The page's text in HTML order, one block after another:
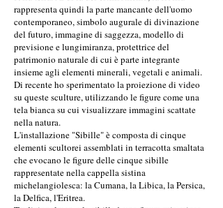
rappresenta quindi la parte mancante dell'uomo
contemporaneo, simbolo augurale di divinazione
del futuro, immagine di saggezza, modello di
previsione e lungimiranza, protettrice del
patrimonio naturale di cui è parte integrante
insieme agli elementi minerali, vegetali e animali.
Di recente ho sperimentato la proiezione di video
su queste sculture, utilizzando le figure come una
tela bianca su cui visualizzare immagini scattate
nella natura.
L'installazione "Sibille" è composta di cinque
elementi scultorei assemblati in terracotta smaltata
che evocano le figure delle cinque sibille
rappresentate nella cappella sistina
michelangiolesca: la Cumana, la Libica, la Persica,
la Delfica, l'Eritrea.